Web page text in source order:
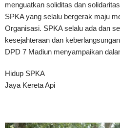
menguatkan soliditas dan
SPKA yang selalu bergerak maju
Organisasi. SPKA selalu ada dan
kesejahteraan dan
DPD 7 Madiun menyampaikan
Hidup SPKA
Jaya Kereta Api